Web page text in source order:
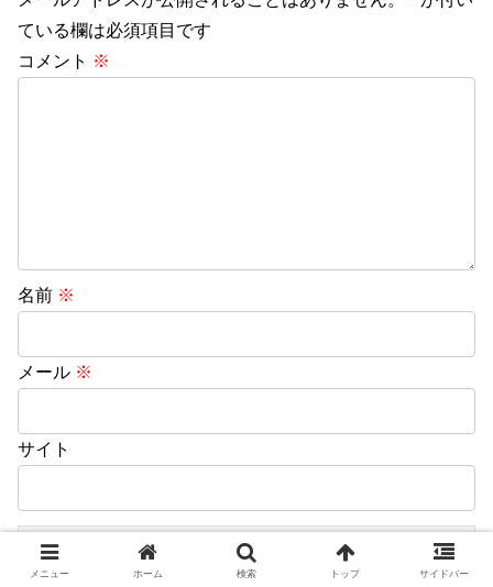
ている欄は必須項目です
コメント ※
名前 ※
メール ※
サイト
メニュー ホーム 検索 トップ サイドバー